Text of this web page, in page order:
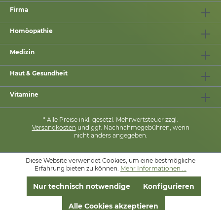
Firma
Homöopathie
Medizin
Haut & Gesundheit
Vitamine
* Alle Preise inkl. gesetzl. Mehrwertsteuer zzgl.
Versandkosten und ggf. Nachnahmegebühren, wenn
nicht anders angegeben.
MIT ❤VON PHARMASANA
Diese Website verwendet Cookies, um eine bestmögliche
Erfahrung bieten zu können. Mehr Informationen ...
Nur technisch notwendige Konfigurieren
Alle Cookies akzeptieren